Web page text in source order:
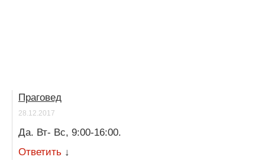
Праговед
28.12.2017
Да. Вт- Вс, 9:00-16:00.
Ответить ↓